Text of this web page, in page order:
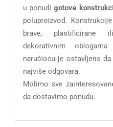
u ponudigotove
poluproizvod.
brave, plastificirane
dekorativnim
naručiocu je ostavljeno
najviše odgovara.
Molimo sve
da dostavimo ponudu.